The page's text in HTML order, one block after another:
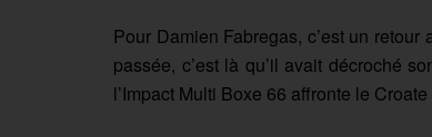
Pour Damien Fabregas, c’est un
passée, c’est là qu’il avait décroché
l’Impact Multi Boxe 66 affronte le